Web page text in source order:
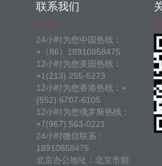
联系我们
24小时为您中国热线：
+（86）18910858475
12小时为您美国热线：
+1(213) 255-5273
12小时为您香港热线：+
(852) 6707-6105
12小时为您俄罗斯热线：
+7(967) 563-0221
24小时微信联系：
18910858475
北京办公地址：北京市朝